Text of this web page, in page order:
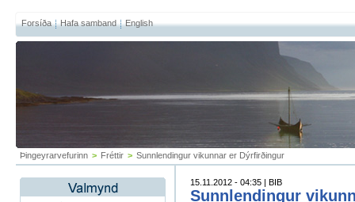
Forsíða Hafa samband English
Þingeyrarvefurinn > Fréttir > Sunnlendingur vikunnar er Dýrfirðingur
15.11.2012 - 04:35 | BIB
Sunnlendingur